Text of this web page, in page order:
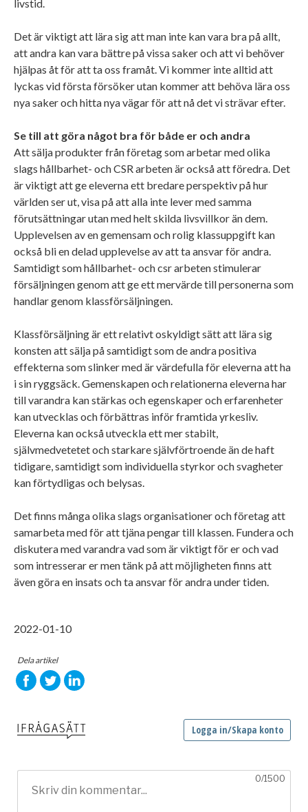
livstid.
Det är viktigt att lära sig att man inte kan vara bra på allt,
att andra kan vara bättre på vissa saker och att vi behöver
hjälpas åt för att ta oss framåt. Vi kommer inte alltid att
lyckas vid första försöker utan kommer att behöva lära oss
nya saker och hitta nya vägar för att nå det vi strävar efter.
Se till att göra något bra för både er och andra
Att sälja produkter från företag som arbetar med olika
slags hållbarhet- och CSR arbeten är också att föredra. Det
är viktigt att ge eleverna ett bredare perspektiv på hur
världen ser ut, visa på att alla inte lever med samma
förutsättningar utan med helt skilda livsvillkor än dem.
Upplevelsen av en gemensam och rolig klassuppgift kan
också bli en delad upplevelse av att ta ansvar för andra.
Samtidigt som hållbarhet- och csr arbeten stimulerar
försäljningen genom att ge ett mervärde till personerna som
handlar genom klassförsäljningen.
Klassförsäljning är ett relativt oskyldigt sätt att lära sig
konsten att sälja på samtidigt som de andra positiva
effekterna som slinker med är värdefulla för eleverna att ha
i sin ryggsäck. Gemenskapen och relationerna eleverna har
till varandra kan stärkas och egenskaper och erfarenheter
kan utvecklas och förbättras inför framtida yrkesliv.
Eleverna kan också utveckla ett mer stabilt,
självmedvetetet och starkare självförtroende än de haft
tidigare, samtidigt som individuella styrkor och svagheter
kan förtydligas och belysas.
Det finns många olika slags organisationer och företag att
samarbeta med för att tjäna pengar till klassen. Fundera och
diskutera med varandra vad som är viktigt för er och vad
som intresserar er men tänk på att möjligheten finns att
även göra en insats och ta ansvar för andra under tiden.
2022-01-10
Dela artikel